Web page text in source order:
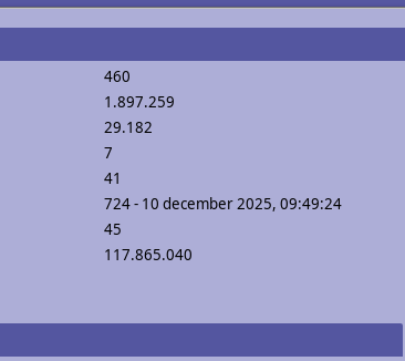
460
1.897.259
29.182
7
41
724 - 10 december 2025, 09:49:24
45
117.865.040